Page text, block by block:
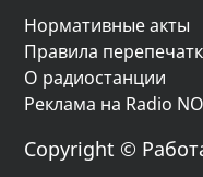
Нормативные акты
Правила
О радиостанции
Реклама на Radio
Copyright ©